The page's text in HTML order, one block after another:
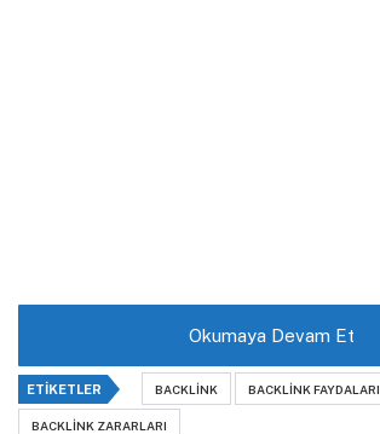
Okumaya Devam Et
ETIKETLER BACKLINK BACKLINK FAYDALARI
BACKLINK ZARARLARI